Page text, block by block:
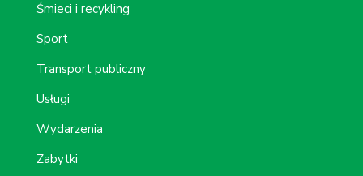
Śmieci i recykling
Sport
Transport publiczny
Usługi
Wydarzenia
Zabytki